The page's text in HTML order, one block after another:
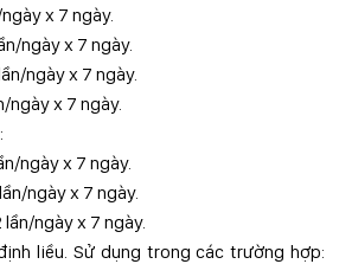
x 7 ngày.
ngày x 7 ngày.
ngày x 7 ngày.
ngày x 7 ngày.
ngày x 7 ngày.
ngày x 7 ngày.
lần/ngày x 7 ngày.
liều. Sử dụng trong các trường hợp: